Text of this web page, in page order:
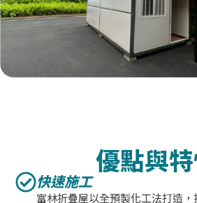
優點與
快速施工
富林折疊屋以全預製化工法打造